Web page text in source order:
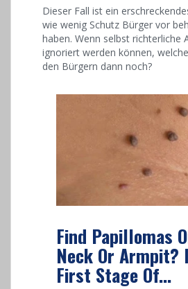
Dieser Fall ist ein
wie wenig Schutz Bürger vor
haben. Wenn selbst richterliche
ignoriert werden können,
den Bürgern dann noch?
Find Papillomas
Neck Or Armpit?
First Stage Of...